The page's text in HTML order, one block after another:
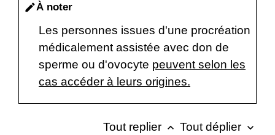
editÀ noter
Les personnes issues d'une procréation
médicalement assistée avec don de
sperme ou d'ovocyte peuvent selon les
cas accéder à leurs origines.
Tout replier keyboard_arrow_up Tout déplier keyboard_arrow_down